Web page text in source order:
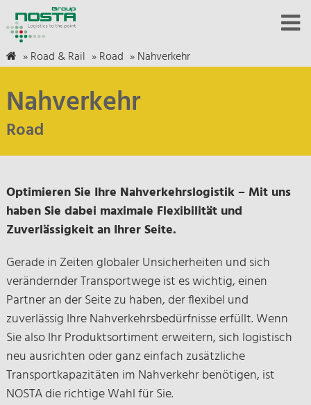
»Road & Rail »Road »Nahverkehr
Nahverkehr
Road
Optimieren Sie Ihre Nahverkehrslogistik – Mit uns
haben Sie dabei maximale Flexibilität und
Zuverlässigkeit an Ihrer Seite.
Gerade in Zeiten globaler Unsicherheiten und sich
verändernder Transportwege ist es wichtig, einen
Partner an der Seite zu haben, der flexibel und
zuverlässig Ihre Nahverkehrsbedürfnisse erfüllt. Wenn
Sie also Ihr Produktsortiment erweitern, sich logistisch
neu ausrichten oder ganz einfach zusätzliche
Transportkapazitäten im Nahverkehr benötigen, ist
NOSTA die richtige Wahl für Sie.